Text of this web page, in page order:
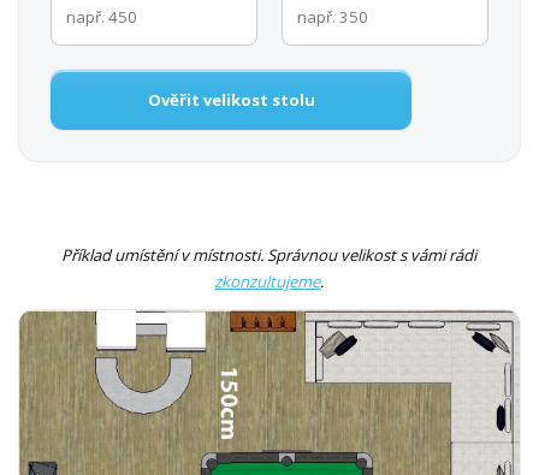
Ověřit velikost stolu
Příklad umístění v místnosti. Správnou velikost s vámi rádi
zkonzultujeme.